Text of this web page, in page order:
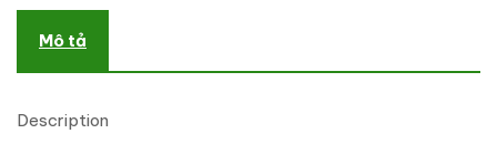
Mô tả
Description